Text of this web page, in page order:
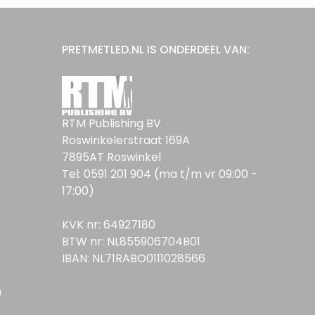
PRETMETLED.NL IS ONDERDEEL VAN:
RTM Publishing BV
Roswinkelerstraat 169A
7895AT Roswinkel
Tel: 0591 201 904 (ma t/m vr 09:00 -
17:00)
KVK nr: 64927180
BTW nr: NL855906704B01
IBAN: NL71RABO0111028566